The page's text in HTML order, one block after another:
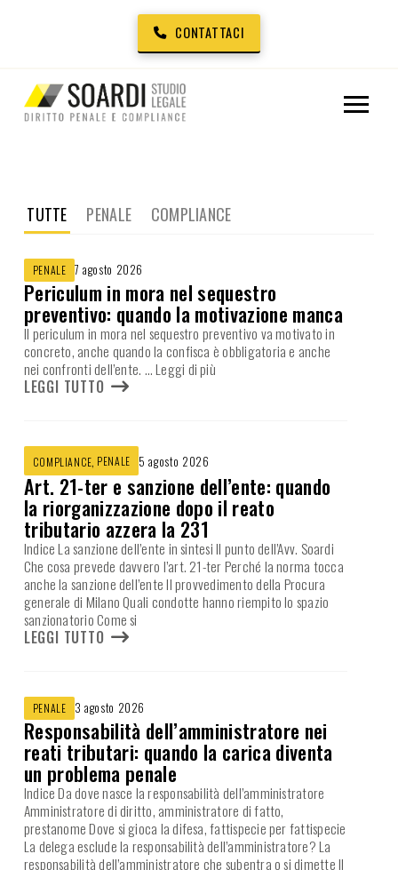
CONTATTACI
TUTTE PENALE COMPLIANCE
PENALE 7 agosto 2026
Periculum in mora nel sequestro
preventivo: quando la motivazione manca
Il periculum in mora nel sequestro preventivo va motivato in
concreto, anche quando la confisca è obbligatoria e anche
nei confronti dell’ente. … Leggi di più
LEGGI TUTTO
COMPLIANCE, PENALE 5 agosto 2026
Art. 21-ter e sanzione dell’ente: quando
la riorganizzazione dopo il reato
tributario azzera la 231
Indice La sanzione dell’ente in sintesi Il punto dell’Avv. Soardi
Che cosa prevede davvero l’art. 21-ter Perché la norma tocca
anche la sanzione dell’ente Il provvedimento della Procura
generale di Milano Quali condotte hanno riempito lo spazio
sanzionatorio Come si
LEGGI TUTTO
PENALE 3 agosto 2026
Responsabilità dell’amministratore nei
reati tributari: quando la carica diventa
un problema penale
Indice Da dove nasce la responsabilità dell’amministratore
Amministratore di diritto, amministratore di fatto,
prestanome Dove si gioca la difesa, fattispecie per fattispecie
La delega esclude la responsabilità dell’amministratore? La
responsabilità dell’amministratore che subentra o si dimette Il